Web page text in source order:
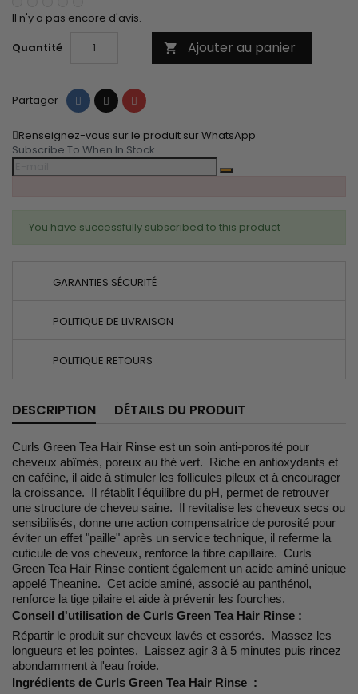
Il n'y a pas encore d'avis.
Quantité
 Ajouter au panier
Partager PartagerTweet Pinterest
Renseignez-vous sur le produit sur WhatsApp
Subscribe To When In Stock
You have successfully subscribed to this product
GARANTIES SÉCURITÉ
POLITIQUE DE LIVRAISON
POLITIQUE RETOURS
DESCRIPTION DÉTAILS DU PRODUIT
Curls Green Tea Hair Rinse est un soin anti-porosité pour
cheveux abîmés, poreux au thé vert. Riche en antioxydants et
en caféine, il aide à stimuler les follicules pileux et à encourager
la croissance. Il rétablit l'équilibre du pH, permet de retrouver
une structure de cheveu saine. Il revitalise les cheveux secs ou
sensibilisés, donne une action compensatrice de porosité pour
éviter un effet "paille" après un service technique, il referme la
cuticule de vos cheveux, renforce la fibre capillaire. Curls
Green Tea Hair Rinse contient également un acide aminé unique
appelé Theanine. Cet acide aminé, associé au panthénol,
renforce la tige pilaire et aide à prévenir les fourches.
Conseil d'utilisation de Curls Green Tea Hair Rinse :
Répartir le produit sur cheveux lavés et essorés. Massez les
longueurs et les pointes. Laissez agir 3 à 5 minutes puis rincez
abondamment à l'eau froide.
Ingrédients de Curls Green Tea Hair Rinse :